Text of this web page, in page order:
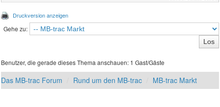
Druckversion anzeigen
Gehe zu:
Benutzer, die gerade dieses Thema anschauen: 1 Gast/Gäste
Das MB-trac Forum Rund um den MB-trac MB-trac Markt